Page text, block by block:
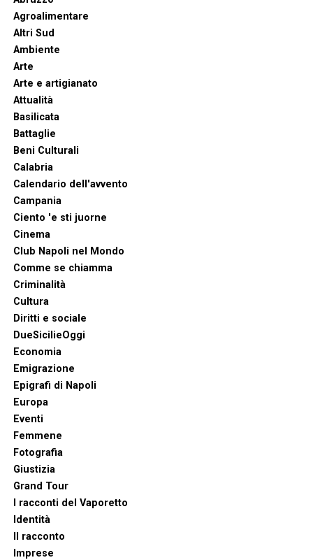
Agroalimentare
Altri Sud
Ambiente
Arte
Arte e artigianato
Attualità
Basilicata
Battaglie
Beni Culturali
Calabria
Calendario dell'avvento
Campania
Ciento 'e sti juorne
Cinema
Club Napoli nel Mondo
Comme se chiamma
Criminalità
Cultura
Diritti e sociale
DueSicilieOggi
Economia
Emigrazione
Epigrafi di Napoli
Europa
Eventi
Femmene
Fotografia
Giustizia
Grand Tour
I racconti del Vaporetto
Identità
Il racconto
Imprese